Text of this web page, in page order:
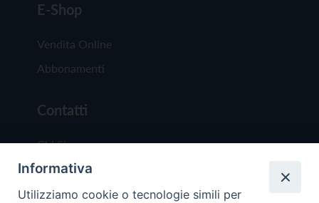
E-Shop
Vendita Online
Abbonamenti
Contatti
Chi Siamo
Redazione
Scrivici
Informativa
Utilizziamo cookie o tecnologie simili per